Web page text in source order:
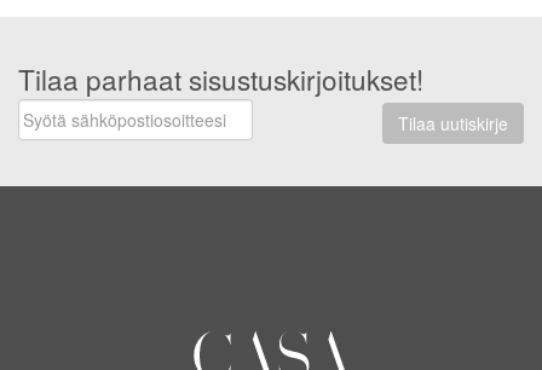
Tilaa parhaat sisustuskirjoitukset!
Tilaa uutiskirje